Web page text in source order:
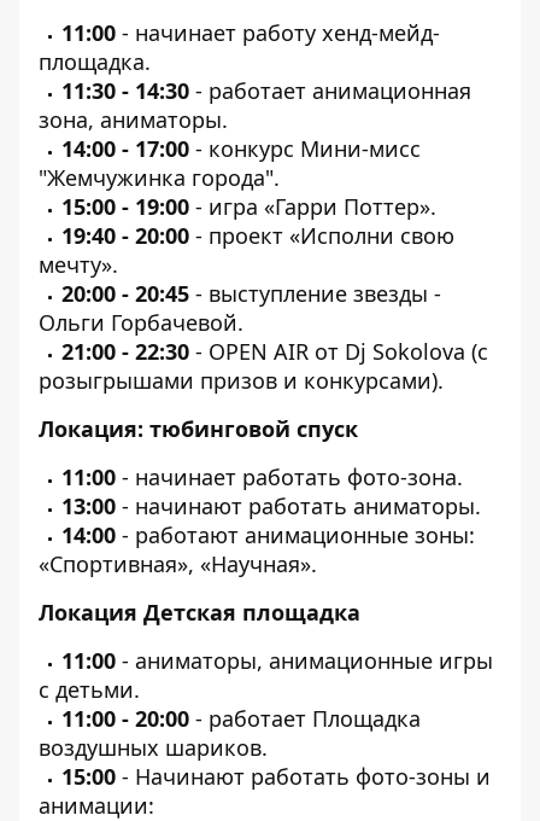
11:00 - начинает работу хенд-мейд-
площадка.
11:30 - 14:30 - работает анимационная
зона, аниматоры.
14:00 - 17:00 - конкурс Мини-мисс
"Жемчужинка города".
15:00 - 19:00 - игра «Гарри Поттер».
19:40 - 20:00 - проект «Исполни свою
мечту».
20:00 - 20:45 - выступление звезды -
Ольги Горбачевой.
21:00 - 22:30 - OPEN AIR от Dj Sokolova (с
розыгрышами призов и конкурсами).
Локация: тюбинговой спуск
11:00 - начинает работать фото-зона.
13:00 - начинают работать аниматоры.
14:00 - работают анимационные зоны:
«Спортивная», «Научная».
Локация Детская площадка
11:00 - аниматоры, анимационные игры
с детьми.
11:00 - 20:00 - работает Площадка
воздушных шариков.
15:00 - Начинают работать фото-зоны и
анимации: